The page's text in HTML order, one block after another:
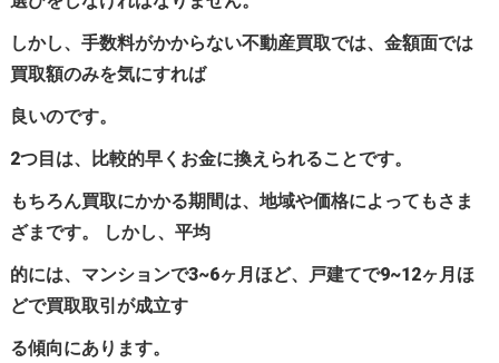
しかし、手数料がかからない不動産買取では、金額面では
買取額のみを気にすれば
良いのです。
2つ目は、比較的早くお金に換えられることです。
もちろん買取にかかる期間は、地域や価格によってもさま
ざまです。 しかし、平均
的には、マンションで3~6ヶ月ほど、戸建てで9~12ヶ月ほ
どで買取取引が成立す
る傾向にあります。